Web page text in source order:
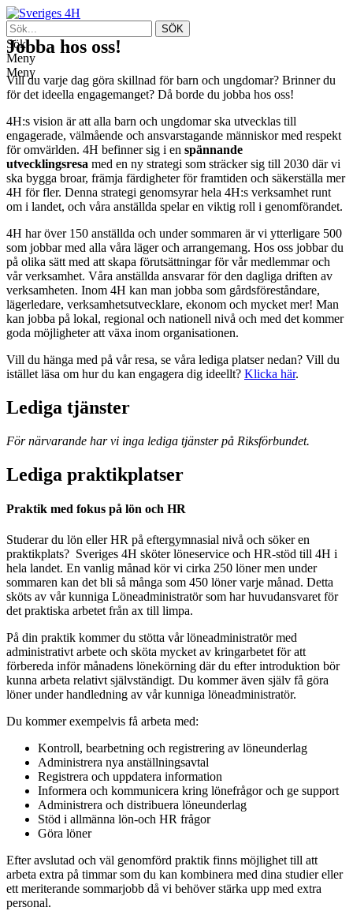
Sök
Meny
Meny
Jobba hos oss!
Vill du varje dag göra skillnad för barn och ungdomar? Brinner du
för det ideella engagemanget? Då borde du jobba hos oss!
4H:s vision är att alla barn och ungdomar ska utvecklas till
engagerade, välmående och ansvarstagande människor med respekt
för omvärlden. 4H befinner sig i en spännande
utvecklingsresa med en ny strategi som sträcker sig till 2030 där vi
ska bygga broar, främja färdigheter för framtiden och säkerställa mer
4H för fler. Denna strategi genomsyrar hela 4H:s verksamhet runt
om i landet, och våra anställda spelar en viktig roll i genomförandet.
4H har över 150 anställda och under sommaren är vi ytterligare 500
som jobbar med alla våra läger och arrangemang. Hos oss jobbar du
på olika sätt med att skapa förutsättningar för vår medlemmar och
vår verksamhet. Våra anställda ansvarar för den dagliga driften av
verksamheten. Inom 4H kan man jobba som gårdsföreståndare,
lägerledare, verksamhetsutvecklare, ekonom och mycket mer! Man
kan jobba på lokal, regional och nationell nivå och med det kommer
goda möjligheter att växa inom organisationen.
Vill du hänga med på vår resa, se våra lediga platser nedan? Vill du
istället läsa om hur du kan engagera dig ideellt? Klicka här.
Lediga tjänster
För närvarande har vi inga lediga tjänster på Riksförbundet.
Lediga praktikplatser
Praktik med fokus på lön och HR
Studerar du lön eller HR på eftergymnasial nivå och söker en
praktikplats? Sveriges 4H sköter löneservice och HR-stöd till 4H i
hela landet. En vanlig månad kör vi cirka 250 löner men under
sommaren kan det bli så många som 450 löner varje månad. Detta
sköts av vår kunniga Löneadministratör som har huvudansvaret för
det praktiska arbetet från ax till limpa.
På din praktik kommer du stötta vår löneadministratör med
administrativt arbete och sköta mycket av kringarbetet för att
förbereda inför månadens lönekörning där du efter introduktion bör
kunna arbeta relativt självständigt. Du kommer även själv få göra
löner under handledning av vår kunniga löneadministratör.
Du kommer exempelvis få arbeta med:
Kontroll, bearbetning och registrering av löneunderlag
Administrera nya anställningsavtal
Registrera och uppdatera information
Informera och kommunicera kring lönefrågor och ge support
Administrera och distribuera löneunderlag
Stöd i allmänna lön-och HR frågor
Göra löner
Efter avslutad och väl genomförd praktik finns möjlighet till att
arbeta extra på timmar som du kan kombinera med dina studier eller
ett meriterande sommarjobb då vi behöver stärka upp med extra
personal.